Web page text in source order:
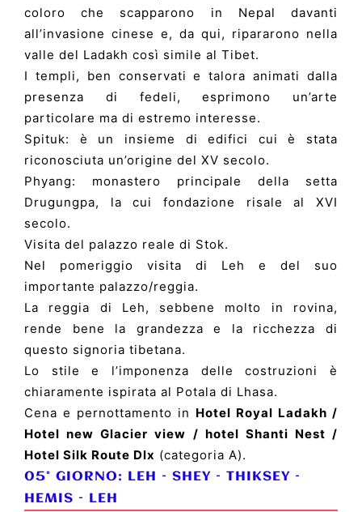
coloro che scapparono in Nepal davanti
all’invasione cinese e, da qui, ripararono nella
valle del Ladakh così simile al Tibet.
I templi, ben conservati e talora animati dalla
presenza di fedeli, esprimono un’arte
particolare ma di estremo interesse.
Spituk: è un insieme di edifici cui è stata
riconosciuta un’origine del XV secolo.
Phyang: monastero principale della setta
Drugungpa, la cui fondazione risale al XVI
secolo.
Visita del palazzo reale di Stok.
Nel pomeriggio visita di Leh e del suo
importante palazzo/reggia.
La reggia di Leh, sebbene molto in rovina,
rende bene la grandezza e la ricchezza di
questo signoria tibetana.
Lo stile e l’imponenza delle costruzioni è
chiaramente ispirata al Potala di Lhasa.
Cena e pernottamento in Hotel Royal Ladakh /
Hotel new Glacier view / hotel Shanti Nest /
Hotel Silk Route Dlx (categoria A).
05° GIORNO: LEH – SHEY – THIKSEY –
HEMIS – LEH